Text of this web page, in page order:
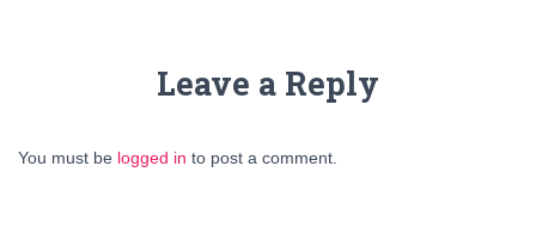
Leave a Reply
You must be logged in to post a comment.